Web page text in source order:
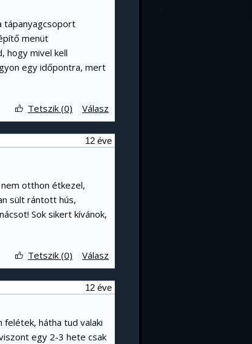
tápanyagcsoport
menüt
hogy mivel kell
egy időpontra, mert
Válasz
Tetszik (0)
12 éve
otthon étkezel,
sült rántott hús,
Sok sikert kívánok,
Válasz
Tetszik (0)
12 éve
hátha tud valaki
egy 2-3 hete csak